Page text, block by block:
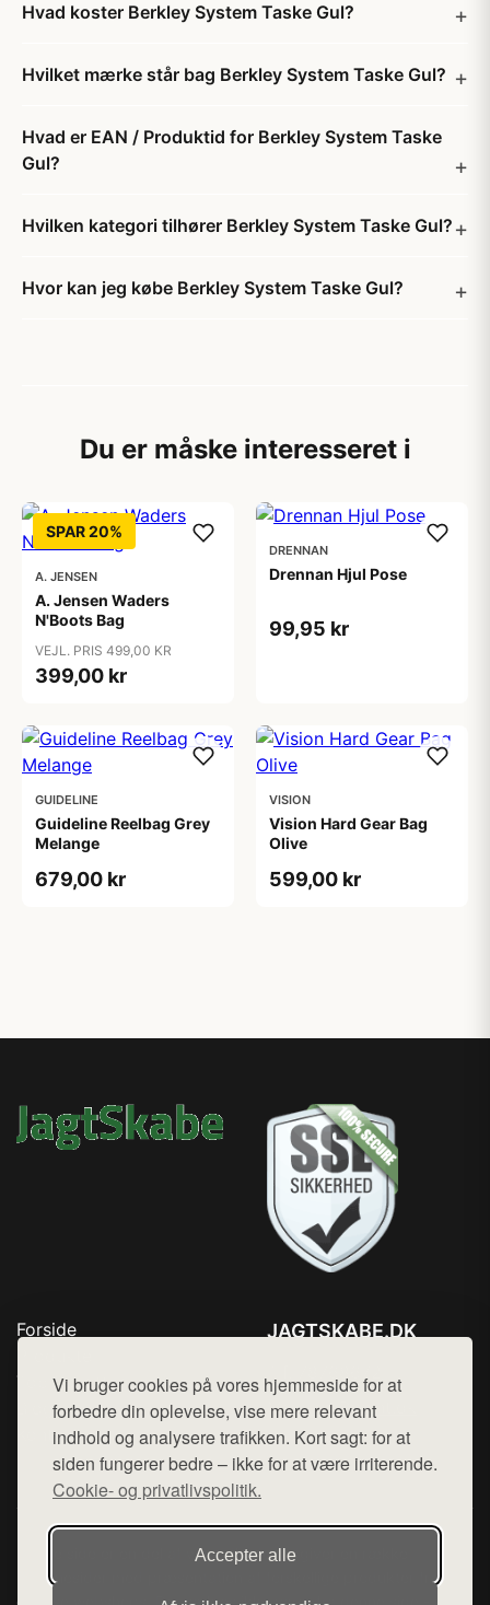
Vi bruger cookies på vores hjemmeside for at
forbedre din oplevelse, vise mere relevant
indhold og analysere trafikken. Kort sagt: for at
siden fungerer bedre – ikke for at være irriterende.
Cookie- og privatlivspolitik.
Accepter alle
Hvad koster Berkley System Taske Gul?
Hvilket mærke står bag Berkley System Taske Gul?
Hvad er EAN / Produktid for Berkley System Taske
Gul?
Hvilken kategori tilhører Berkley System Taske Gul?
Hvor kan jeg købe Berkley System Taske Gul?
Du er måske interesseret i
SPAR 20%
A. JENSEN
A. Jensen Waders
N'Boots Bag
VEJL. PRIS 499,00 KR
399,00 kr
DRENNAN
Drennan Hjul Pose
99,95 kr
GUIDELINE
Guideline Reelbag Grey
Melange
679,00 kr
VISION
Vision Hard Gear Bag
Olive
599,00 kr
Forside
Top Rabatter
Blog
Kontakt
JAGTSKABE.DK
Mail: hej@want.dk
Cookie- og privatlivspolitik
Denne side er en del af want.dk, der udgiver en række
hjemmesider med præsentation af forskellige produkter fra